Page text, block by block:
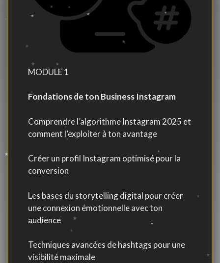
MODULE 1
Fondations de ton Business Instagram
Comprendre l’algorithme Instagram 2025 et
comment l’exploiter à ton avantage
Créer un profil Instagram optimisé pour la
conversion
Les bases du storytelling digital pour créer
une connexion émotionnelle avec ton
audience
Techniques avancées de hashtags pour une
visibilité maximale